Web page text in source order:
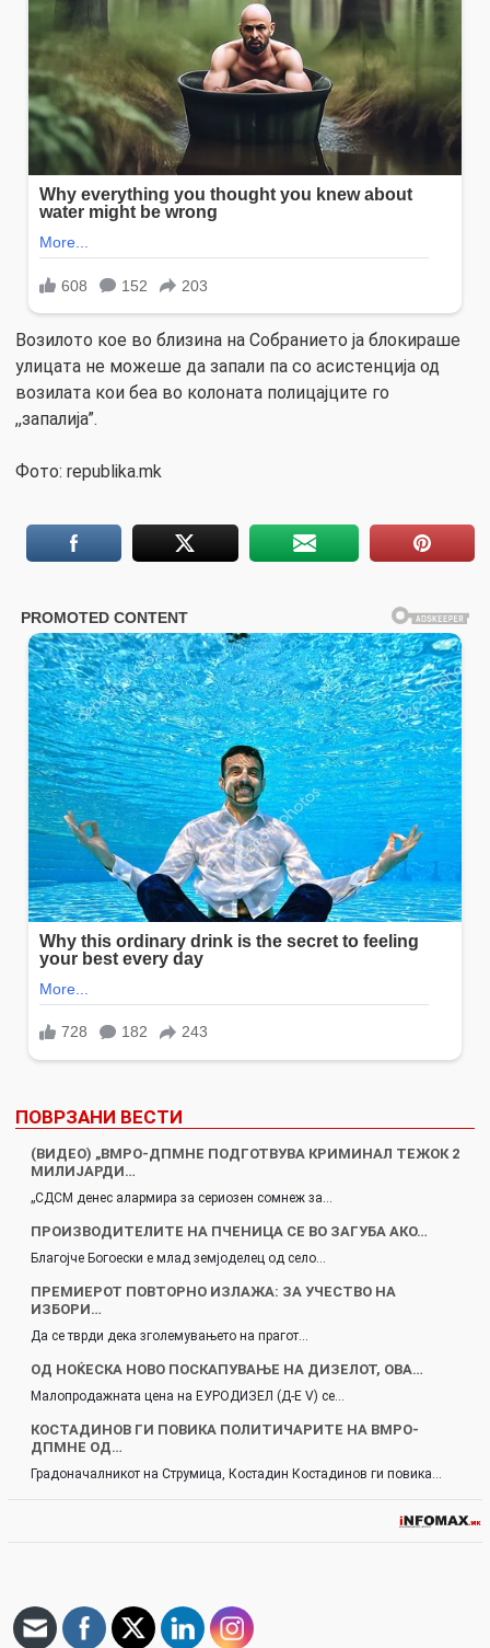
Возилото кое во близина на Собранието ја блокираше
улицата не можеше да запали па со асистенција од
возилата кои беа во колоната полицајците го
,,запалија”.
Фото: republika.mk
ПОВРЗАНИ ВЕСТИ
(ВИДЕО) „ВМРО-ДПМНЕ ПОДГОТВУВА КРИМИНАЛ ТЕЖОК 2
МИЛИЈАРДИ…
„СДСМ денес алармира за сериозен сомнеж за…
ПРОИЗВОДИТЕЛИТЕ НА ПЧЕНИЦА СЕ ВО ЗАГУБА АКО…
Благојче Богоески е млад земјоделец од село…
ПРЕМИЕРОТ ПОВТОРНО ИЗЛАЖА: ЗА УЧЕСТВО НА
ИЗБОРИ…
Да се тврди дека зголемувањето на прагот…
ОД НОЌЕСКА НОВО ПОСКАПУВАЊЕ НА ДИЗЕЛОТ, ОВА…
Малопродажнaта цена на ЕУРОДИЗЕЛ (Д-Е V) се…
КОСТАДИНОВ ГИ ПОВИКА ПОЛИТИЧАРИТЕ НА ВМРО-
ДПМНЕ ОД…
Градоначалникот на Струмица, Костадин Костадинов ги повика…